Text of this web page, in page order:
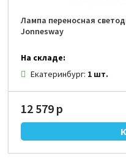
Лампа переносная
Jonnesway
На складе:
Екатеринбург: 1 шт.
12 579 р